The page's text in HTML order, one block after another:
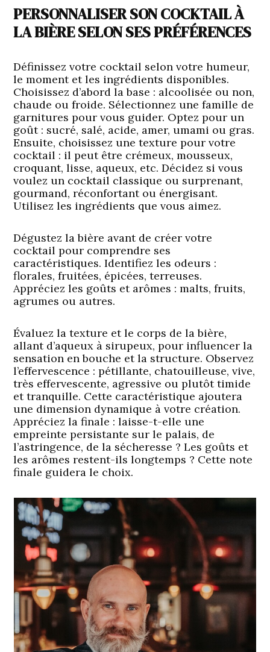
PERSONNALISER SON COCKTAIL À
LA BIÈRE SELON SES PRÉFÉRENCES
Définissez votre cocktail selon votre humeur,
le moment et les ingrédients disponibles.
Choisissez d’abord la base : alcoolisée ou non,
chaude ou froide. Sélectionnez une famille de
garnitures pour vous guider. Optez pour un
goût : sucré, salé, acide, amer, umami ou gras.
Ensuite, choisissez une texture pour votre
cocktail : il peut être crémeux, mousseux,
croquant, lisse, aqueux, etc. Décidez si vous
voulez un cocktail classique ou surprenant,
gourmand, réconfortant ou énergisant.
Utilisez les ingrédients que vous aimez.
Dégustez la bière avant de créer votre
cocktail pour comprendre ses
caractéristiques. Identifiez les odeurs :
florales, fruitées, épicées, terreuses.
Appréciez les goûts et arômes : malts, fruits,
agrumes ou autres.
Évaluez la texture et le corps de la bière,
allant d’aqueux à sirupeux, pour influencer la
sensation en bouche et la structure. Observez
l’effervescence : pétillante, chatouilleuse, vive,
très effervescente, agressive ou plutôt timide
et tranquille. Cette caractéristique ajoutera
une dimension dynamique à votre création.
Appréciez la finale : laisse-t-elle une
empreinte persistante sur le palais, de
l’astringence, de la sécheresse ? Les goûts et
les arômes restent-ils longtemps ? Cette note
finale guidera le choix.